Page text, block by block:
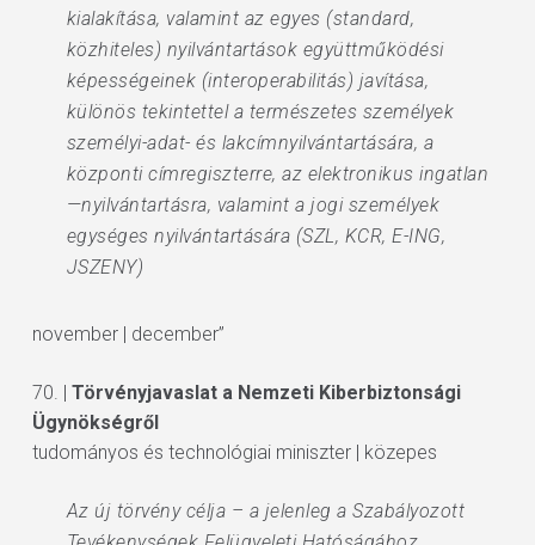
kialakítása, valamint az egyes (standard,
közhiteles) nyilvántartások együttműködési
képességeinek (interoperabilitás) javítása,
különös tekintettel a természetes személyek
személyi-adat- és lakcímnyilvántartására, a
központi címregiszterre, az elektronikus ingatlan
—nyilvántartásra, valamint a jogi személyek
egységes nyilvántartására (SZL, KCR, E-ING,
JSZENY)
november | december”
70. | Törvényjavaslat a Nemzeti Kiberbiztonsági
Ügynökségről
tudományos és technológiai miniszter | közepes
Az új törvény célja – a jelenleg a Szabályozott